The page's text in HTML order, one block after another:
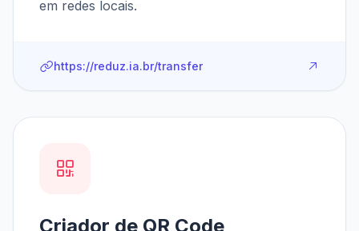
em redes locais.
https://reduz.ia.br/transfer
Criador de QR Code